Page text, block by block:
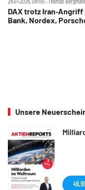
DAX trotz
Bank, Nordex,
Unsere